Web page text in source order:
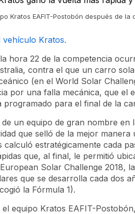
Kratos EAFIT-Postobón después de la
vehículo Kratos.
hora 22 de la competencia
contra el que un carro
(en el World Solar
por una falla mecánica, que el
programado para el final de la
un equipo de gran nombre en
que selló de la mejor
calculó estratégicamente cada
que, al final, le permitió
Solar Challenge 2018,
que se desarrolla cada dos
la Fórmula 1).
equipo Kratos EAFIT-